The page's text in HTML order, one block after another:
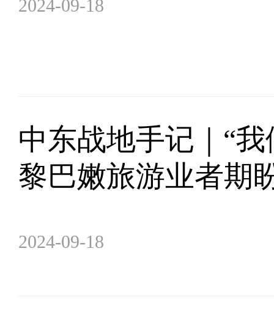
2024-09-18
中东战地手记｜“
黎巴嫩旅游业者期
2024-09-18